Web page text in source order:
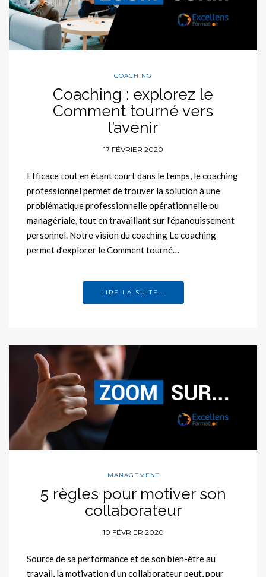
COACHING
Coaching : explorez le
Comment tourné vers
l’avenir
17 FÉVRIER 2020
Efficace tout en étant court dans le temps, le coaching
professionnel permet de trouver la solution à une
problématique professionnelle opérationnelle ou
managériale, tout en travaillant sur l’épanouissement
personnel. Notre vision du coaching Le coaching
permet d’explorer le Comment tourné…
LIRE LA SUITE...
MANAGEMENT
5 règles pour motiver son
collaborateur
10 FÉVRIER 2020
Source de sa performance et de son bien-être au
travail, la motivation d’un collaborateur peut, pour